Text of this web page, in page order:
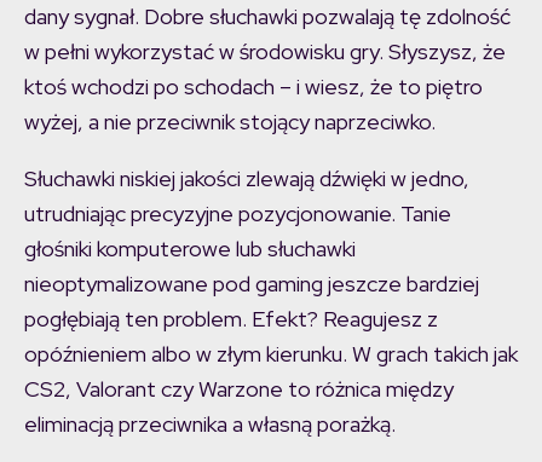
dany sygnał. Dobre słuchawki pozwalają tę zdolność
w pełni wykorzystać w środowisku gry. Słyszysz, że
ktoś wchodzi po schodach – i wiesz, że to piętro
wyżej, a nie przeciwnik stojący naprzeciwko.
Słuchawki niskiej jakości zlewają dźwięki w jedno,
utrudniając precyzyjne pozycjonowanie. Tanie
głośniki komputerowe lub słuchawki
nieoptymalizowane pod gaming jeszcze bardziej
pogłębiają ten problem. Efekt? Reagujesz z
opóźnieniem albo w złym kierunku. W grach takich jak
CS2, Valorant czy Warzone to różnica między
eliminacją przeciwnika a własną porażką.